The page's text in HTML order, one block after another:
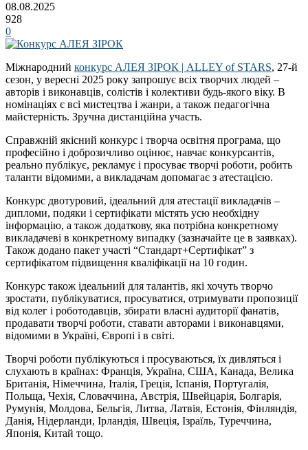
08.08.2025
928
0
Міжнародний конкурс АЛЕЯ ЗІРОК | ALLEY of STARS, 27-й
сезон, у вересні 2025 року запрошує всіх творчих людей –
авторів і виконавців, солістів і колективи будь-якого віку. В
номінаціях є всі мистецтва і жанри, а також педагогічна
майстерність. Зручна дистанційна участь.
Справжній якісний конкурс і творча освітня програма, що
професійно і доброзичливо оцінює, навчає конкурсантів,
реально публікує, рекламує і просуває творчі роботи, робить
таланти відомими, а викладачам допомагає з атестацією.
Конкурс двотуровий, ідеальний для атестації викладачів –
дипломи, подяки і сертифікати містять усю необхідну
інформацію, а також додаткову, яка потрібна конкретному
викладачеві в конкретному випадку (зазначайте це в заявках).
Також додано пакет участі “Стандарт+Сертифікат” з
сертифікатом підвищення кваліфікації на 10 годин.
Конкурс також ідеальний для талантів, які хочуть творчо
зростати, публікуватися, просуватися, отримувати пропозиції
від колег і роботодавців, збирати власні аудиторії фанатів,
продавати творчі роботи, ставати авторами і виконавцями,
відомими в Україні, Європі і в світі.
Творчі роботи публікуються і просуваються, їх дивляться і
слухають в країнах: Франція, Україна, США, Канада, Велика
Британія, Німеччина, Італія, Греція, Іспанія, Португалія,
Польща, Чехія, Словаччина, Австрія, Швейцарія, Болгарія,
Румунія, Молдова, Бельгія, Литва, Латвія, Естонія, Фінляндія,
Данія, Нідерланди, Ірландія, Швеція, Ізраїль, Туреччина,
Японія, Китай тощо.